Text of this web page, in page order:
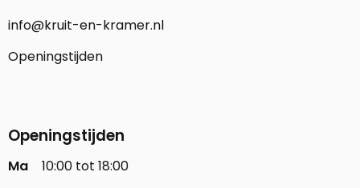
info@kruit-en-kramer.nl
Openingstijden
Openingstijden
Ma
10:00 tot 18:00